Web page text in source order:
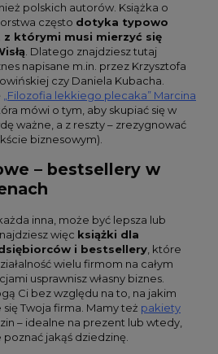
polskich autorów. Książka o
często dotyka typowo
którymi musi mierzyć się
. Dlatego znajdziesz tutaj
napisane m.in. przez Krzysztofa
czy Daniela Kubacha.
„Filozofia lekkiego plecaka” Marcina
mówi o tym, aby skupiać się w
ważne, a z reszty – zrezygnować
biznesowym).
– bestsellery w
inna, może być lepsza lub
więc książki dla
i bestsellery , które
wielu firmom na całym
usprawnisz własny biznes.
Ci bez względu na to, na jakim
Twoja firma. Mamy też pakiety
– idealne na prezent lub wtedy,
jakąś dziedzinę.